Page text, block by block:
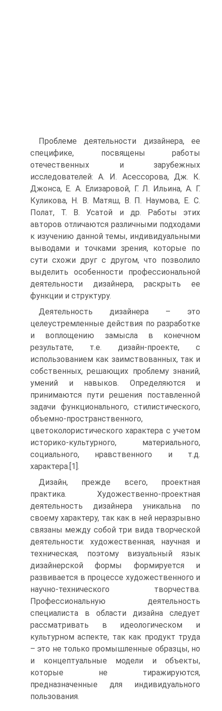
Проблеме деятельности дизайнера, ее
специфике, посвящены работы
отечественных и зарубежных
исследователей: А. И. Асессорова, Дж. К.
Джонса, Е. А. Елизаровой, Г. Л. Ильина, А. Г.
Куликова, Н. В. Матяш, В. П. Наумова, Е. С.
Полат, Т. В. Усатой и др. Работы этих
авторов отличаются различными подходами
к изучению данной темы, индивидуальными
выводами и точками зрения, которые по
сути схожи друг с другом, что позволило
выделить особенности профессиональной
деятельности дизайнера, раскрыть ее
функции и структуру.
Деятельность дизайнера – это
целеустремленные действия по разработке
и воплощению замысла в конечном
результате, т.е. дизайн-проекте, с
использованием как заимствованных, так и
собственных, решающих проблему знаний,
умений и навыков. Определяются и
принимаются пути решения поставленной
задачи функционального, стилистического,
объемно-пространственного,
цветоколористического характера с учетом
историко-культурного, материального,
социального, нравственного и т.д.
характера.[1].
Дизайн, прежде всего, проектная
практика. Художественно-проектная
деятельность дизайнера уникальна по
своему характеру, так как в ней неразрывно
связаны между собой три вида творческой
деятельности: художественная, научная и
техническая, поэтому визуальный язык
дизайнерской формы формируется и
развивается в процессе художественного и
научно-технического творчества.
Профессиональную деятельность
специалиста в области дизайна следует
рассматривать в идеологическом и
культурном аспекте, так как продукт труда
– это не только промышленные образцы, но
и концептуальные модели и объекты,
которые не тиражируются,
предназначенные для индивидуального
пользования.